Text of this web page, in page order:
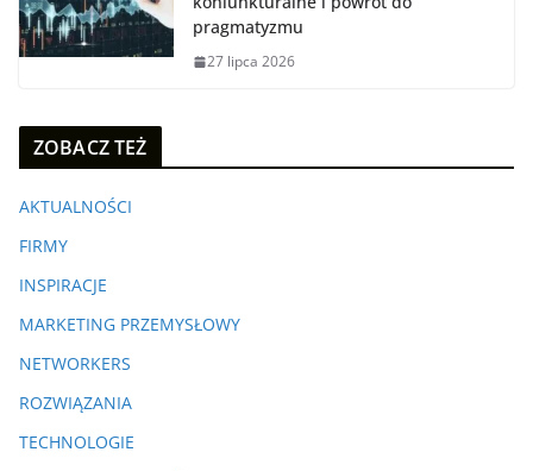
pragmatyzmu
27 lipca 2026
ZOBACZ TEŻ
AKTUALNOŚCI
FIRMY
INSPIRACJE
MARKETING PRZEMYSŁOWY
NETWORKERS
ROZWIĄZANIA
TECHNOLOGIE